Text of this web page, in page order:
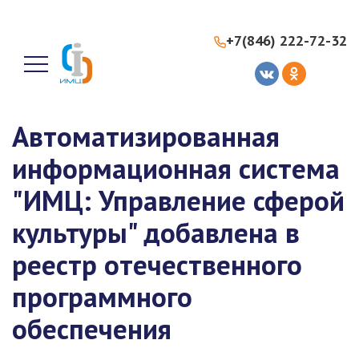
+7(846) 222-72-32
Автоматизированная
информационная система
"ИМЦ: Управление сферой
культуры" добавлена в
реестр отечественного
программного
обеспечения